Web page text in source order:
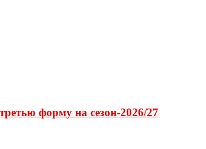
форму на сезон-2026/27